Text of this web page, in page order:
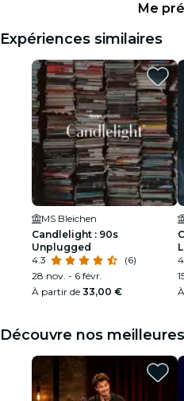
Me
Expériences similaires
MS Bleichen
Candlelight : 90s
Unplugged
4.3
(6)
28 nov. - 6 févr.
À partir de 33,00 €
Découvre nos